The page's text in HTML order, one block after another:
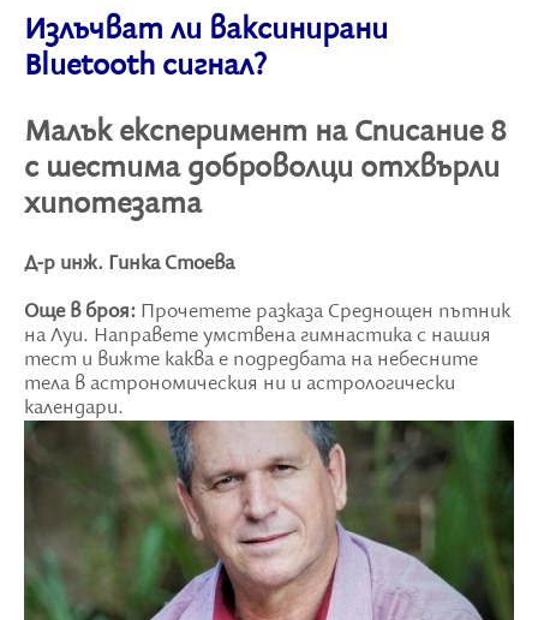
Излъчват ли ваксинирани
Bluetooth сигнал?
Малък експеримент на Списание 8
с шестима доброволци отхвърли
хипотезата
Д-р инж. Гинка Стоева
Още в броя: Прочетете разказа Среднощен пътник
на Луи. Направете умствена гимнастика с нашия
тест и вижте каква е подредбата на небесните
тела в астрономическия ни и астрологически
календари.